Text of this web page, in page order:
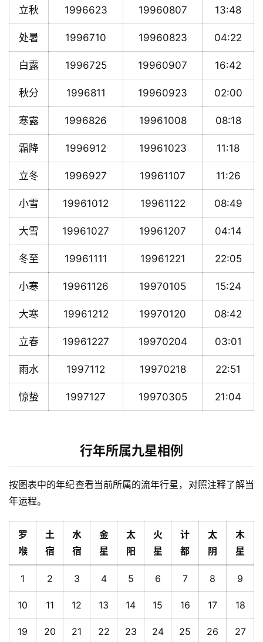
立秋 1996623 19960807 13:48
处暑 1996710 19960823 04:22
白露 1996725 19960907 16:42
秋分 1996811 19960923 02:00
寒露 1996826 19961008 08:18
霜降 1996912 19961023 11:18
立冬 1996927 19961107 11:26
小雪 19961012 19961122 08:49
大雪 19961027 19961207 04:14
冬至 19961111 19961221 22:05
小寒 19961126 19970105 15:24
大寒 19961212 19970120 08:42
立春 19961227 19970204 03:01
雨水 1997112 19970218 22:51
惊蛰 1997127 19970305 21:04
行年所属九星相例
按图表中的年纪查看当前所属的流年行星，对照注释了解当
年运程。
罗
喉
土
宿
水
宿
金
星
太
阳
火
星
计
都
太
阴
木
星
1 2 3 4 5 6 7 8 9
10 11 12 13 14 15 16 17 18
19 20 21 22 23 24 25 26 27